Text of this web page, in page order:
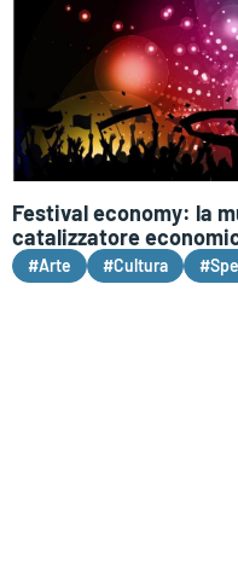
Festival economy: la
catalizzatore
#Arte #Cultura